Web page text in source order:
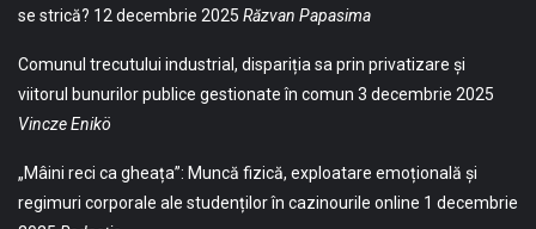
se strică? 12 decembrie 2025 Răzvan Papasima
Comunul trecutului industrial, dispariția sa prin privatizare și
viitorul bunurilor publice gestionate în comun 3 decembrie 2025
Vincze Enikö
„Mâini reci ca gheața”: Muncă fizică, exploatare emoțională și
regimuri corporale ale studenților în cazinourile online 1 decembrie